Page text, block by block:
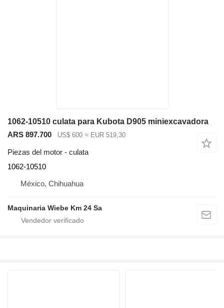
1062-10510 culata para Kubota D905 miniexcavadora
ARS 897.700
US$ 600 ≈ EUR 519,30
Piezas del motor - culata
1062-10510
México, Chihuahua
Maquinaria Wiebe Km 24 Sa